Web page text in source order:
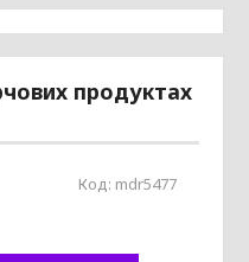
продуктах
Код: mdr5477